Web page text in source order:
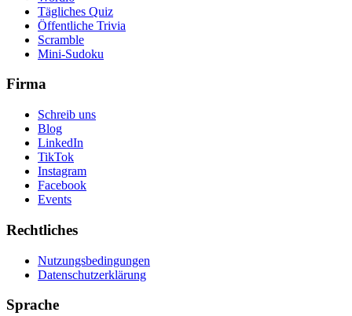
Tägliches Quiz
Öffentliche Trivia
Scramble
Mini-Sudoku
Firma
Schreib uns
Blog
LinkedIn
TikTok
Instagram
Facebook
Events
Rechtliches
Nutzungsbedingungen
Datenschutzerklärung
Sprache